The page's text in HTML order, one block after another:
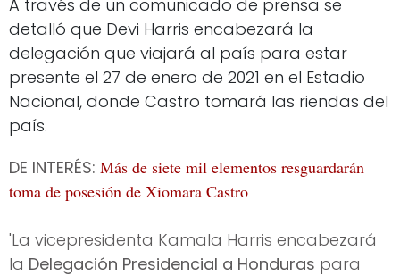
A través de un comunicado de prensa se
detalló que Devi Harris encabezará la
delegación que viajará al país para estar
presente el 27 de enero de 2021 en el Estadio
Nacional, donde Castro tomará las riendas del
país.
DE INTERÉS: Más de siete mil elementos resguardarán
toma de posesión de Xiomara Castro
'La vicepresidenta Kamala Harris encabezará
la Delegación Presidencial a Honduras para